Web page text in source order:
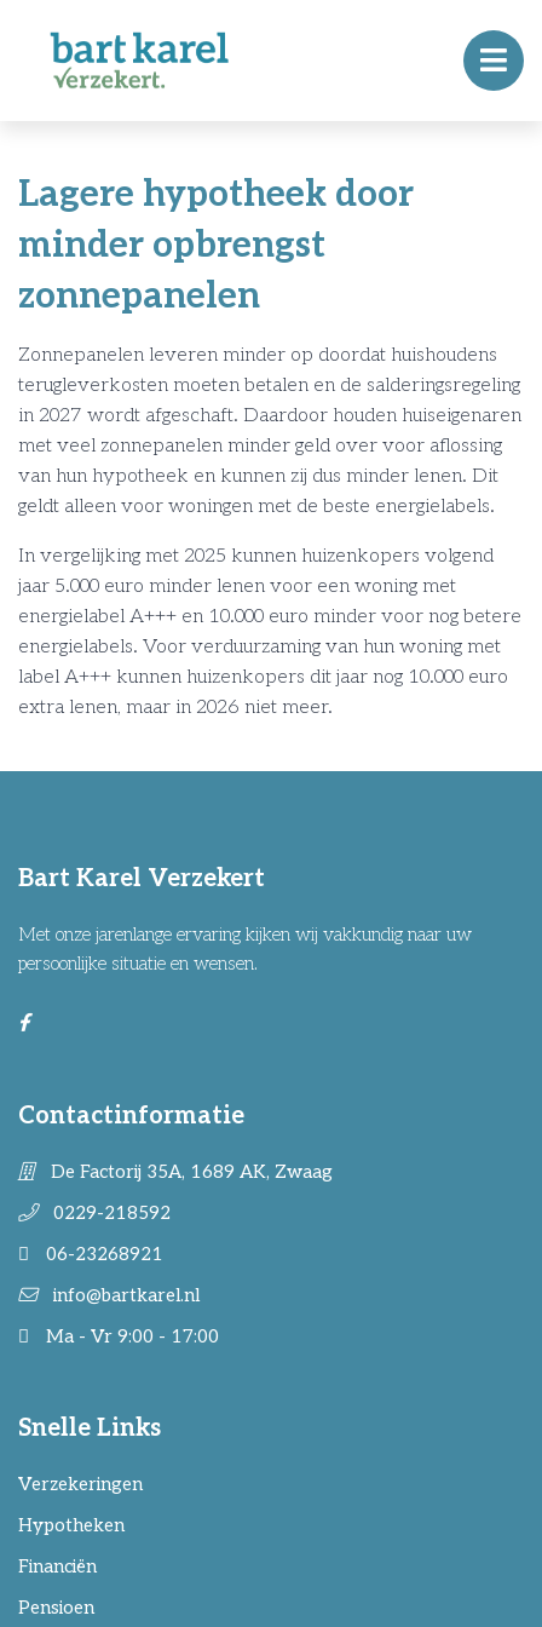
Lagere hypotheek door
minder opbrengst
zonnepanelen
Zonnepanelen leveren minder op doordat huishoudens
terugleverkosten moeten betalen en de salderingsregeling
in 2027 wordt afgeschaft. Daardoor houden huiseigenaren
met veel zonnepanelen minder geld over voor aflossing
van hun hypotheek en kunnen zij dus minder lenen. Dit
geldt alleen voor woningen met de beste energielabels.
In vergelijking met 2025 kunnen huizenkopers volgend
jaar 5.000 euro minder lenen voor een woning met
energielabel A+++ en 10.000 euro minder voor nog betere
energielabels. Voor verduurzaming van hun woning met
label A+++ kunnen huizenkopers dit jaar nog 10.000 euro
extra lenen, maar in 2026 niet meer.
Bart Karel Verzekert
Met onze jarenlange ervaring kijken wij vakkundig naar uw
persoonlijke situatie en wensen.
Contactinformatie
De Factorij 35A, 1689 AK, Zwaag
0229-218592
06-23268921
info@bartkarel.nl
Ma - Vr 9:00 - 17:00
Snelle Links
Verzekeringen
Hypotheken
Financiën
Pensioen